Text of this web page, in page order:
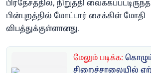
பிரதேசத்தில், நிறுத்தி
பின்புறத்தில் மோட்டார் சைக்கிள் மோதி
விபத்துக்குள்ளானது.
மேலும் படிக்க:
சிறைச்சாலையில்